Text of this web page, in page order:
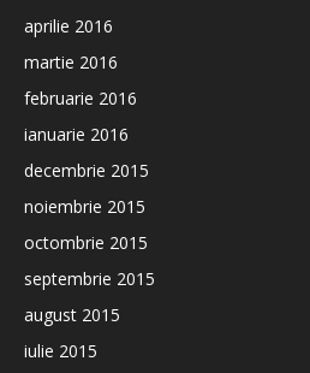
aprilie 2016
martie 2016
februarie 2016
ianuarie 2016
decembrie 2015
noiembrie 2015
octombrie 2015
septembrie 2015
august 2015
iulie 2015